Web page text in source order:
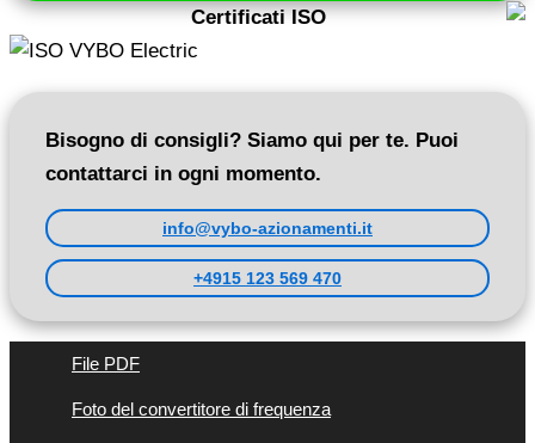
(A550
Plus-
4T0110)
Certificati ISO
Bisogno di consigli? Siamo qui per te. Puoi
contattarci in ogni momento.
info@vybo-azionamenti.it
+4915 123 569 470
File PDF
Foto del convertitore di frequenza